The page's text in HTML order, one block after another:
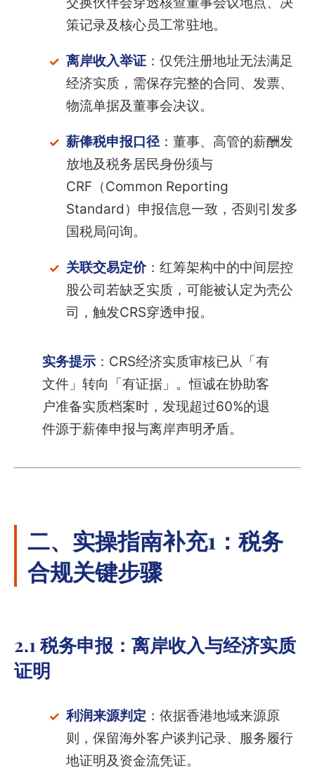
策记录及核心员工常驻地。
离岸收入举证：仅凭注册地址无法满足
经济实质，需保存完整的合同、发票、
物流单据及董事会决议。
薪俸税申报口径：董事、高管的薪酬发
放地及税务居民身份须与
CRF（Common Reporting
Standard）申报信息一致，否则引发多
国税局问询。
关联交易定价：红筹架构中的中间层控
股公司若缺乏实质，可能被认定为壳公
司，触发CRS穿透申报。
实务提示 ：CRS经济实质审核已从「有
文件」转向「有证据」。恒诚在协助客
户准备实质档案时，发现超过60%的退
件源于薪俸申报与离岸声明矛盾。
二、实操指南补充1：税务
合规关键步骤
2.1 税务申报：离岸收入与经济实质
证明
利润来源判定 ：依据香港地域来源原
则，保留海外客户谈判记录、服务履行
地证明及资金流凭证。